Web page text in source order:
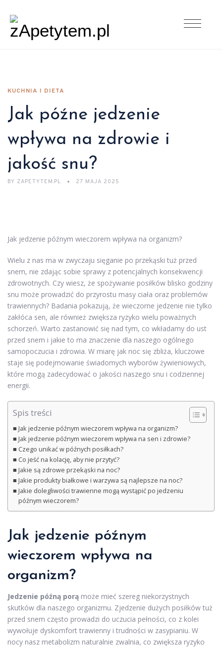
KUCHNIA I DIETA
Jak późne jedzenie
wpływa na zdrowie i
jakość snu?
BY ZAPETYTEM.PL 27 MAJA 2025
Jak jedzenie późnym wieczorem wpływa na organizm?
Wielu z nas ma w zwyczaju sięganie po przekąski tuż przed
snem, nie zdając sobie sprawy z potencjalnych konsekwencji
zdrowotnych. Czy wiesz, że spożywanie posiłków blisko godziny
snu może prowadzić do przyrostu masy ciała oraz problemów
trawiennych? Badania pokazują, że wieczorne jedzenie nie tylko
zakłóca sen, ale również zwiększa ryzyko wielu poważnych
schorzeń. Warto zastanowić się nad tym, co wkładamy do ust
przed snem i jakie to ma znaczenie dla naszego ogólnego
samopoczucia i zdrowia. W miarę jak noc się zbliża, kluczowe
staje się podejmowanie świadomych wyborów żywieniowych,
które mogą zadecydować o jakości naszego snu i codziennej
energii.
Spis treści
Jak jedzenie późnym wieczorem wpływa na organizm?
Jak jedzenie późnym wieczorem wpływa na sen i zdrowie?
Czego unikać w późnych posiłkach?
Co jeść na kolację, aby nie przytyć?
Jakie są zdrowe przekąski na noc?
Jakie produkty białkowe i warzywa są najlepsze na noc?
Jakie dolegliwości trawienne mogą wystąpić po jedzeniu
późnym wieczorem?
Jak jedzenie późnym
wieczorem wpływa na
organizm?
Jedzenie późną porą może mieć szereg niekorzystnych
skutków dla naszego organizmu. Zjedzenie dużych posiłków tuż
przed snem często prowadzi do uczucia pełności, co z kolei
wywołuje dyskomfort trawienny i trudności w zasypianiu. W
nocy nasz metabolizm naturalnie zwalnia, co zwiększa ryzyko